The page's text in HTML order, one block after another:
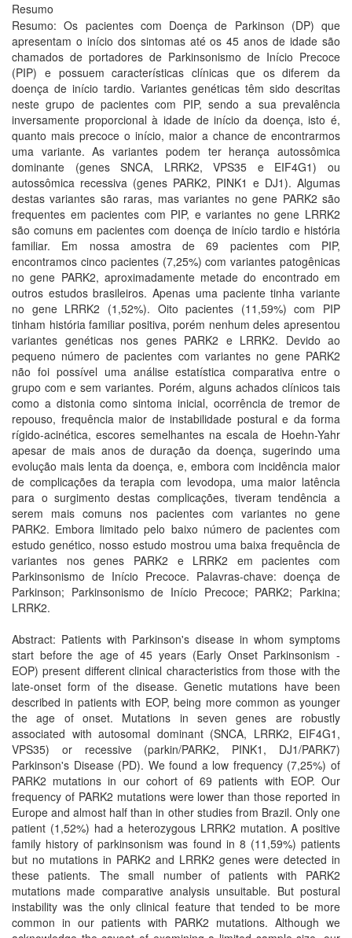
Resumo
Resumo: Os pacientes com Doença de Parkinson (DP) que
apresentam o início dos sintomas até os 45 anos de idade são
chamados de portadores de Parkinsonismo de Início Precoce
(PIP) e possuem características clínicas que os diferem da
doença de início tardio. Variantes genéticas têm sido descritas
neste grupo de pacientes com PIP, sendo a sua prevalência
inversamente proporcional à idade de início da doença, isto é,
quanto mais precoce o início, maior a chance de encontrarmos
uma variante. As variantes podem ter herança autossômica
dominante (genes SNCA, LRRK2, VPS35 e EIF4G1) ou
autossômica recessiva (genes PARK2, PINK1 e DJ1). Algumas
destas variantes são raras, mas variantes no gene PARK2 são
frequentes em pacientes com PIP, e variantes no gene LRRK2
são comuns em pacientes com doença de início tardio e história
familiar. Em nossa amostra de 69 pacientes com PIP,
encontramos cinco pacientes (7,25%) com variantes patogênicas
no gene PARK2, aproximadamente metade do encontrado em
outros estudos brasileiros. Apenas uma paciente tinha variante
no gene LRRK2 (1,52%). Oito pacientes (11,59%) com PIP
tinham história familiar positiva, porém nenhum deles apresentou
variantes genéticas nos genes PARK2 e LRRK2. Devido ao
pequeno número de pacientes com variantes no gene PARK2
não foi possível uma análise estatística comparativa entre o
grupo com e sem variantes. Porém, alguns achados clínicos tais
como a distonia como sintoma inicial, ocorrência de tremor de
repouso, frequência maior de instabilidade postural e da forma
rígido-acinética, escores semelhantes na escala de Hoehn-Yahr
apesar de mais anos de duração da doença, sugerindo uma
evolução mais lenta da doença, e, embora com incidência maior
de complicações da terapia com levodopa, uma maior latência
para o surgimento destas complicações, tiveram tendência a
serem mais comuns nos pacientes com variantes no gene
PARK2. Embora limitado pelo baixo número de pacientes com
estudo genético, nosso estudo mostrou uma baixa frequência de
variantes nos genes PARK2 e LRRK2 em pacientes com
Parkinsonismo de Início Precoce. Palavras-chave: doença de
Parkinson; Parkinsonismo de Início Precoce; PARK2; Parkina;
LRRK2.
Abstract: Patients with Parkinson's disease in whom symptoms
start before the age of 45 years (Early Onset Parkinsonism -
EOP) present different clinical characteristics from those with the
late-onset form of the disease. Genetic mutations have been
described in patients with EOP, being more common as younger
the age of onset. Mutations in seven genes are robustly
associated with autosomal dominant (SNCA, LRRK2, EIF4G1,
VPS35) or recessive (parkin/PARK2, PINK1, DJ1/PARK7)
Parkinson's Disease (PD). We found a low frequency (7,25%) of
PARK2 mutations in our cohort of 69 patients with EOP. Our
frequency of PARK2 mutations were lower than those reported in
Europe and almost half than in other studies from Brazil. Only one
patient (1,52%) had a heterozygous LRRK2 mutation. A positive
family history of parkinsonism was found in 8 (11,59%) patients
but no mutations in PARK2 and LRRK2 genes were detected in
these patients. The small number of patients with PARK2
mutations made comparative analysis unsuitable. But postural
instability was the only clinical feature that tended to be more
common in our patients with PARK2 mutations. Although we